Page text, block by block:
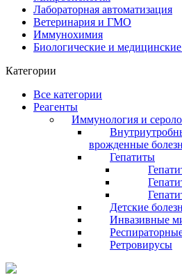
Лабораторная автоматизация
Ветеринария и ГМО
Иммунохимия
Биологические и
Категории
Все категории
Реагенты
Иммунология и
врожденные
Гепатиты
Детские
Инвазивные
Ретровирусы